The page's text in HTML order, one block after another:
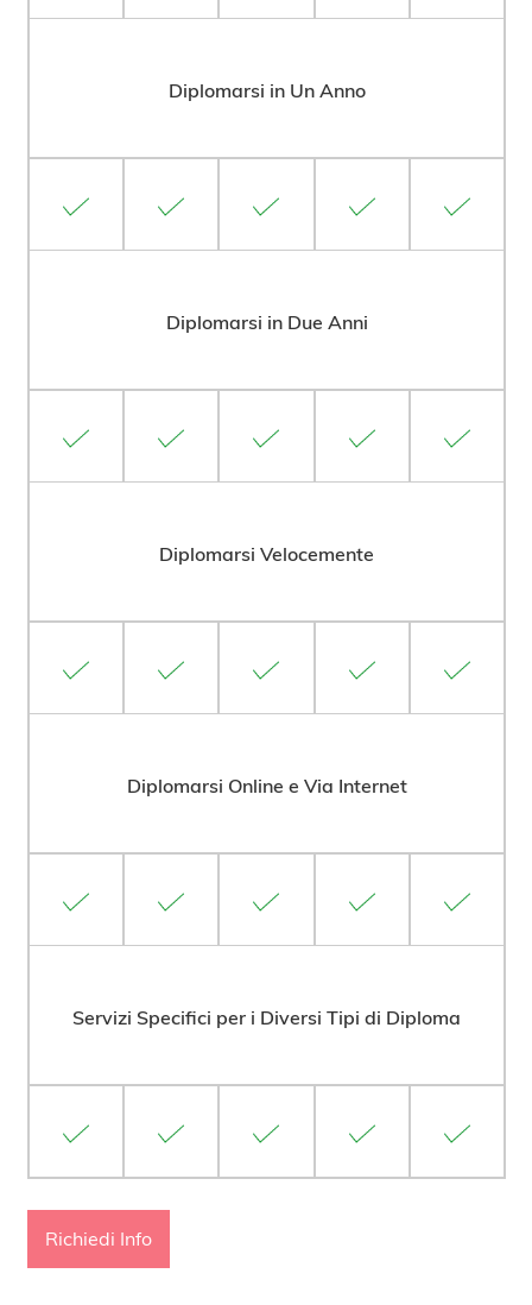
Diplomarsi in Un Anno
Diplomarsi in Due Anni
Diplomarsi Velocemente
Diplomarsi Online e Via Internet
Servizi Specifici per i Diversi Tipi di Diploma
Richiedi Info